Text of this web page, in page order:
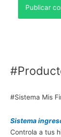
#Sistema Mis
Sistema
Controla a tus